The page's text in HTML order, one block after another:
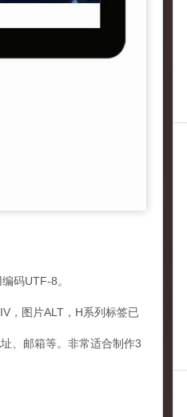
码UTF-8。
，图片ALT，H系列标签已
、邮箱等。非常适合制作3